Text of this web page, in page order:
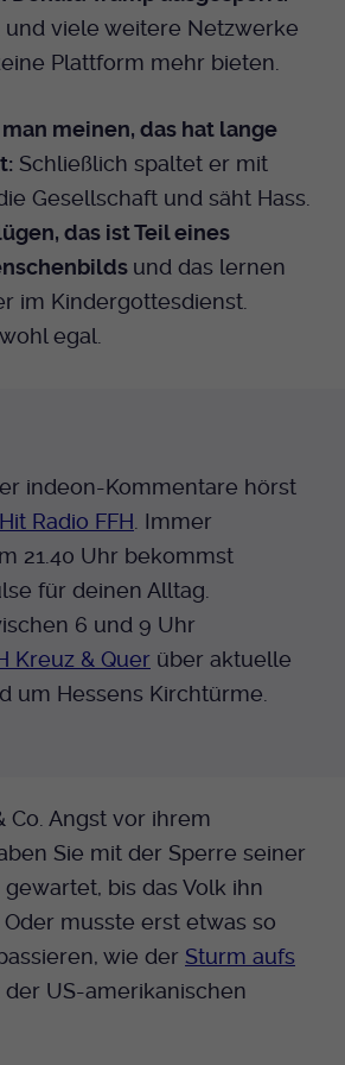
und viele weitere Netzwerke
Plattform mehr bieten.
meinen, das hat lange
Schließlich spaltet er mit
Gesellschaft und säht Hass.
das ist Teil eines
und das lernen
im Kindergottesdienst.
egal.
indeon-Kommentare hörst
Radio FFH. Immer
21.40 Uhr bekommst
für deinen Alltag.
6 und 9 Uhr
Kreuz & Quer über aktuelle
um Hessens Kirchtürme.
Co. Angst vor ihrem
Sie mit der Sperre seiner
bis das Volk ihn
musste erst etwas so
wie der Sturm aufs
US-amerikanischen
der Sitzung
Daten Identifikator, der gesetzt wird
[n]
Ausahl nur essentieller Cookies wird
Cookie am Ende der Sitzung
Ansonsten 1 Monat.
an.
der Cookie Constent